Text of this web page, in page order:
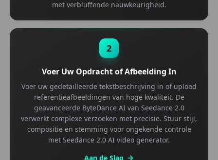
met verbluffende nauwkeurigheid.
2
Voer Uw Opdracht of Afbeelding In
Voer uw gedetailleerde tekstbeschrijving in of upload
referentieafbeeldingen van hoge kwaliteit. De
geavanceerde ByteDance AI van Seedance 2.0
verwerkt complexe verzoeken met precisie. Stuur stijl,
compositie en stemming voor ongekende controle
met Seedance 2.0 AI video generator.
Aan de Slag